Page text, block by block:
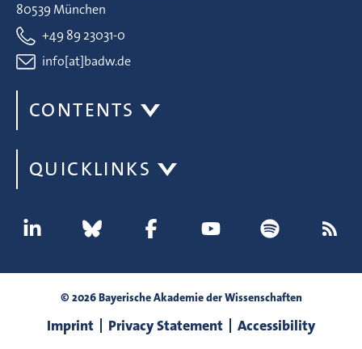
80539 München
+49 89 23031-0
info[at]badw.de
CONTENTS
QUICKLINKS
© 2026 Bayerische Akademie der Wissenschaften
Imprint Privacy Statement Accessibility